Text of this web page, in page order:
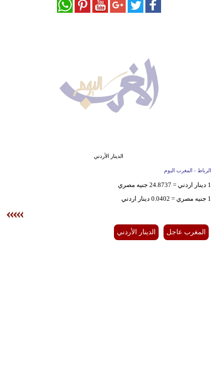
أزياء
الدينار الأردني
الرباط - المغرب اليوم
1 دينار اردني = 24.8737 جنيه مصري
1 جنيه مصري = 0.0402 دينار اردني
المغرب عاجل الدينار الأردني